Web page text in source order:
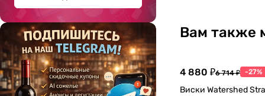
1979(
1980(3)
1986(1)
1987(1)
Вам также
4 880 ₽6 714 ₽ -27%
Виски Watershed